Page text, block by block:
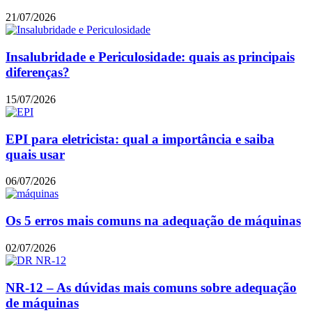
21/07/2026
Insalubridade e Periculosidade: quais as principais
diferenças?
15/07/2026
EPI para eletricista: qual a importância e saiba
quais usar
06/07/2026
Os 5 erros mais comuns na adequação de máquinas
02/07/2026
NR-12 – As dúvidas mais comuns sobre adequação
de máquinas